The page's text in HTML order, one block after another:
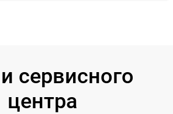
сервисного
центра